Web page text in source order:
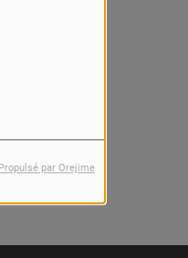
Propulsé par Orejime